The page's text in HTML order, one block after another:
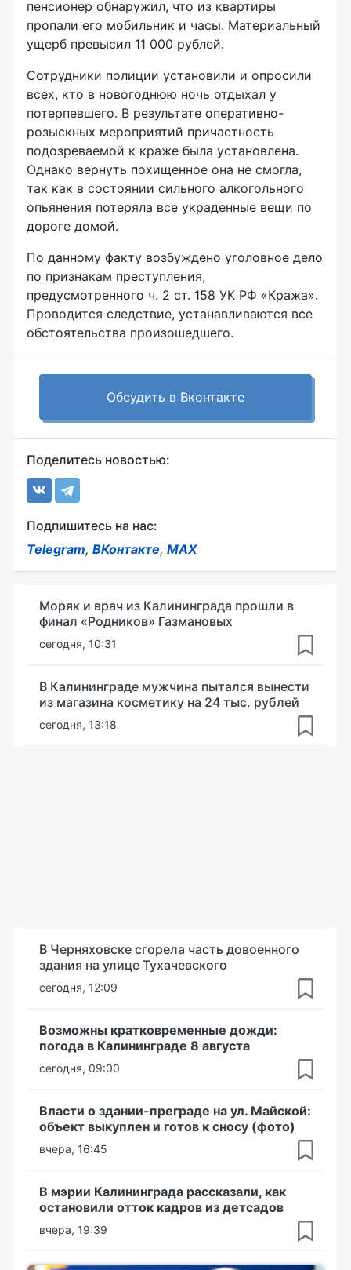
пенсионер обнаружил, что из квартиры
пропали его мобильник и часы. Материальный
ущерб превысил 11 000 рублей.
Сотрудники полиции установили и опросили
всех, кто в новогоднюю ночь отдыхал у
потерпевшего. В результате оперативно-
розыскных мероприятий причастность
подозреваемой к краже была установлена.
Однако вернуть похищенное она не смогла,
так как в состоянии сильного алкогольного
опьянения потеряла все украденные вещи по
дороге домой.
По данному факту возбуждено уголовное дело
по признакам преступления,
предусмотренного ч. 2 ст. 158 УК РФ «Кража».
Проводится следствие, устанавливаются все
обстоятельства произошедшего.
Обсудить в Вконтакте
Поделитесь новостью:
Подпишитесь на нас:
Telegram, ВКонтакте, MAX
Моряк и врач из Калининграда прошли в
финал «Родников» Газмановых
сегодня, 10:31
В Калининграде мужчина пытался вынести
из магазина косметику на 24 тыс. рублей
сегодня, 13:18
В Черняховске сгорела часть довоенного
здания на улице Тухачевского
сегодня, 12:09
Возможны кратковременные дожди:
погода в Калининграде 8 августа
сегодня, 09:00
Власти о здании-преграде на ул. Майской:
объект выкуплен и готов к сносу (фото)
вчера, 16:45
В мэрии Калининграда рассказали, как
остановили отток кадров из детсадов
вчера, 19:39